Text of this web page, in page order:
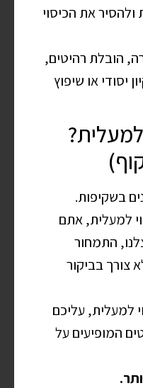
את הכיסוי
הובלת רהיטים,
יסודי או שיפוץ
בשקיפות.
למעלית, אתם
התמחור
צורך בביקור
למעלית, עליכם
המופיעים על